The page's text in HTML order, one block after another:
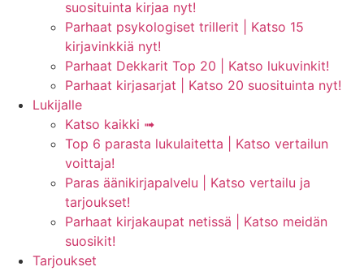
suosituinta kirjaa nyt!
Parhaat psykologiset trillerit | Katso 15
kirjavinkkiä nyt!
Parhaat Dekkarit Top 20 | Katso lukuvinkit!
Parhaat kirjasarjat | Katso 20 suosituinta nyt!
Lukijalle
Katso kaikki ➟
Top 6 parasta lukulaitetta | Katso vertailun
voittaja!
Paras äänikirjapalvelu | Katso vertailu ja
tarjoukset!
Parhaat kirjakaupat netissä | Katso meidän
suosikit!
Tarjoukset